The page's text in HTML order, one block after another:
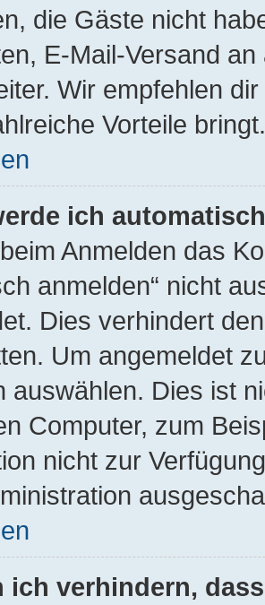
die Gäste nicht
E-Mail-Versand
Wir empfehlen
Vorteile bringt.
ich
Anmelden das
anmelden“ nicht
Dies verhindert
Um angemeldet
auswählen. Dies ist
Computer, zum
nicht zur
ich verhindern,